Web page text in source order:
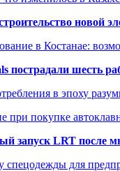
новой
в Костанае:
пострадали шесть
в эпоху
при покупке
запуск LRT после
спецодежды для